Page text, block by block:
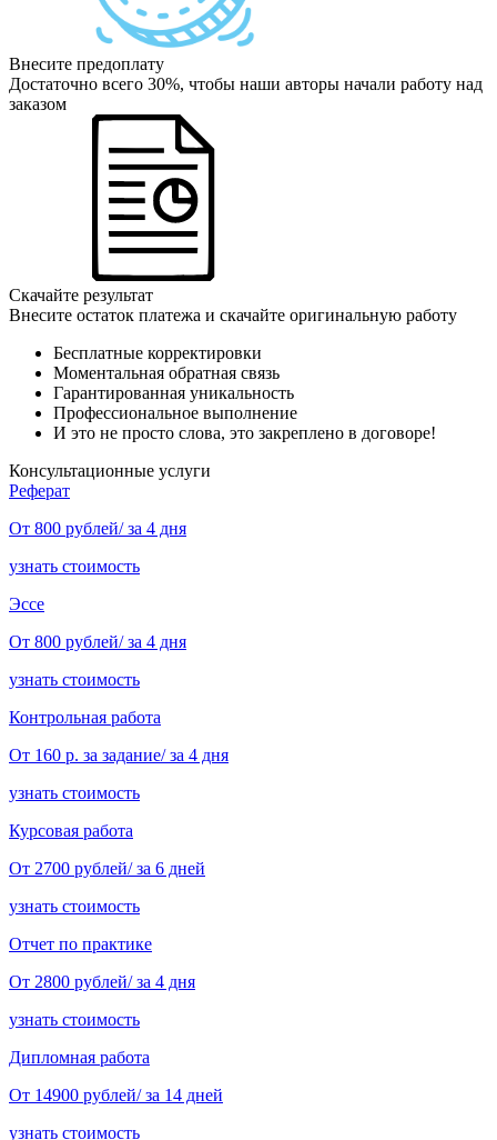
Внесите предоплату
Достаточно всего 30%, чтобы наши авторы начали работу над
заказом
Скачайте результат
Внесите остаток платежа и скачайте оригинальную работу
Бесплатные корректировки
Моментальная обратная связь
Гарантированная уникальность
Профессиональное выполнение
И это не просто слова, это закреплено в договоре!
Консультационные услуги
Реферат
От 800 рублей/ за 4 дня
узнать стоимость
Эссе
От 800 рублей/ за 4 дня
узнать стоимость
Контрольная работа
От 160 р. за задание/ за 4 дня
узнать стоимость
Курсовая работа
От 2700 рублей/ за 6 дней
узнать стоимость
Отчет по практике
От 2800 рублей/ за 4 дня
узнать стоимость
Дипломная работа
От 14900 рублей/ за 14 дней
узнать стоимость